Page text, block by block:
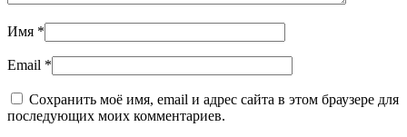
Имя *
Email *
Сохранить моё имя, email и адрес сайта в этом браузере для
последующих моих комментариев.